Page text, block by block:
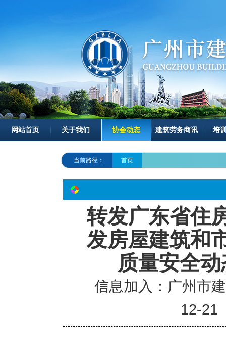
网站首页 关于我们 协会动态 建筑劳务商讯 培
当前路径： 首页
转发广东省住
发房屋建筑和
质量安全
信息加入：广州市
12-21